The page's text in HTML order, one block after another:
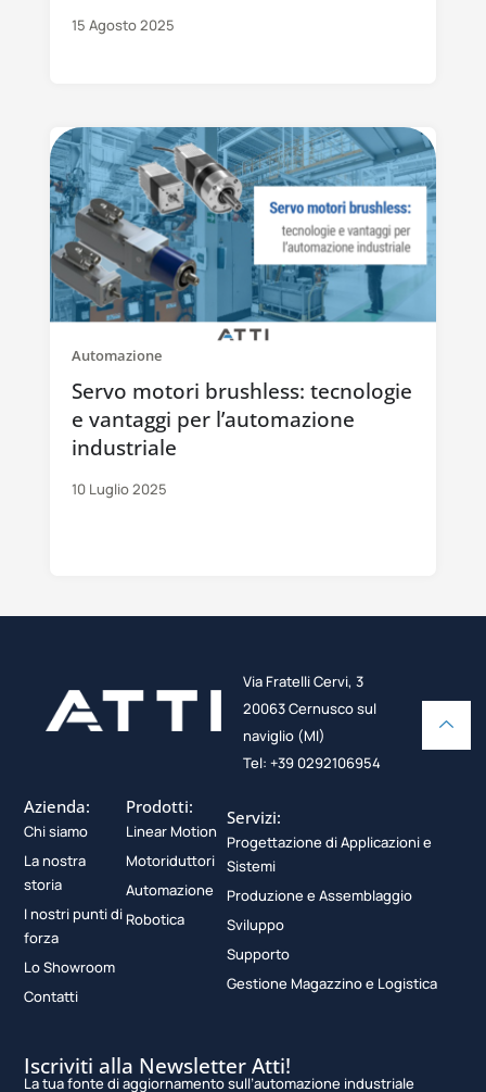
15 Agosto 2025
Automazione
Servo motori brushless: tecnologie
e vantaggi per l’automazione
industriale
10 Luglio 2025
Via Fratelli Cervi, 3
20063 Cernusco sul
naviglio (MI)
Tel: +39 0292106954
Azienda:
Chi siamo
La nostra
storia
I nostri punti di
forza
Lo Showroom
Contatti
Prodotti:
Linear Motion
Motoriduttori
Automazione
Robotica
Servizi:
Progettazione di Applicazioni e
Sistemi
Produzione e Assemblaggio
Sviluppo
Supporto
Gestione Magazzino e Logistica
Iscriviti alla Newsletter Atti!
La tua fonte di aggiornamento sull’automazione industriale